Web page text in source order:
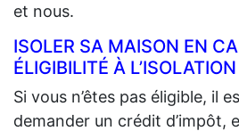
et nous.
ISOLER SA MAISON EN
ÉLIGIBILITÉ À
Si vous n’êtes pas éligible, il
demander un crédit d’impôt,